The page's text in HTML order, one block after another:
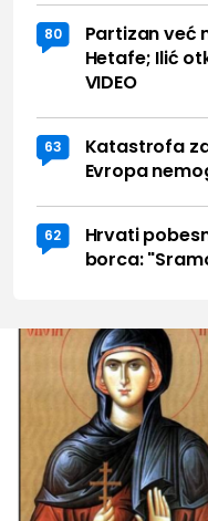
80
Partizan već
Hetafe; Ilić
VIDEO
63
Katastrofa
Evropa
62
Hrvati
borca: